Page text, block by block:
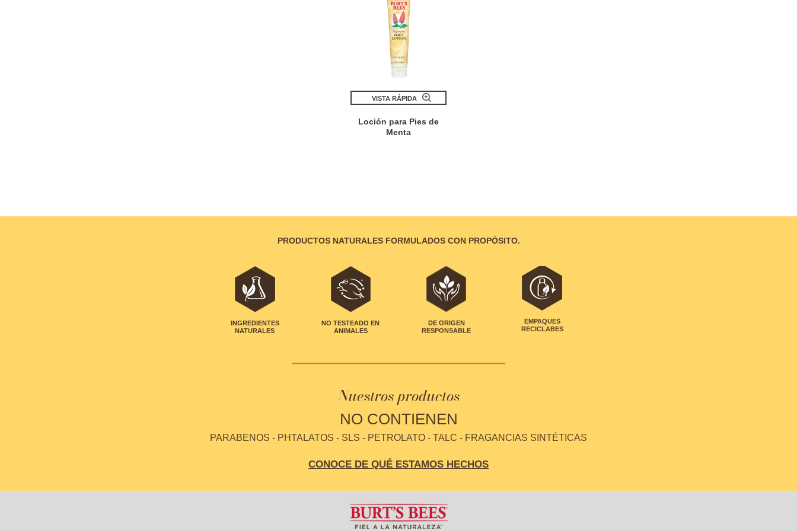
VISTA RÁPIDA
Loción para Pies de
Menta
PRODUCTOS NATURALES FORMULADOS CON PROPÓSITO.
INGREDIENTES
NATURALES
NO TESTEADO EN
ANIMALES
DE ORIGEN
RESPONSABLE
EMPAQUES
RECICLABES
Nuestros productos
NO CONTIENEN
PARABENOS - PHTALATOS - SLS - PETROLATO - TALC - FRAGANCIAS SINTÉTICAS
CONOCE DE QUÉ ESTAMOS HECHOS